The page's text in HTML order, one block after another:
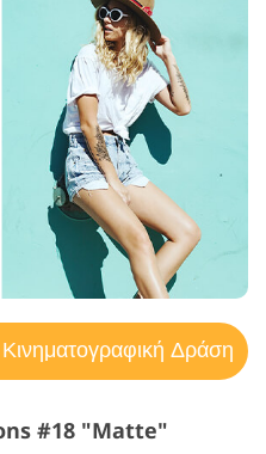
Κινηματογραφική Δράση
#18 "Matte"